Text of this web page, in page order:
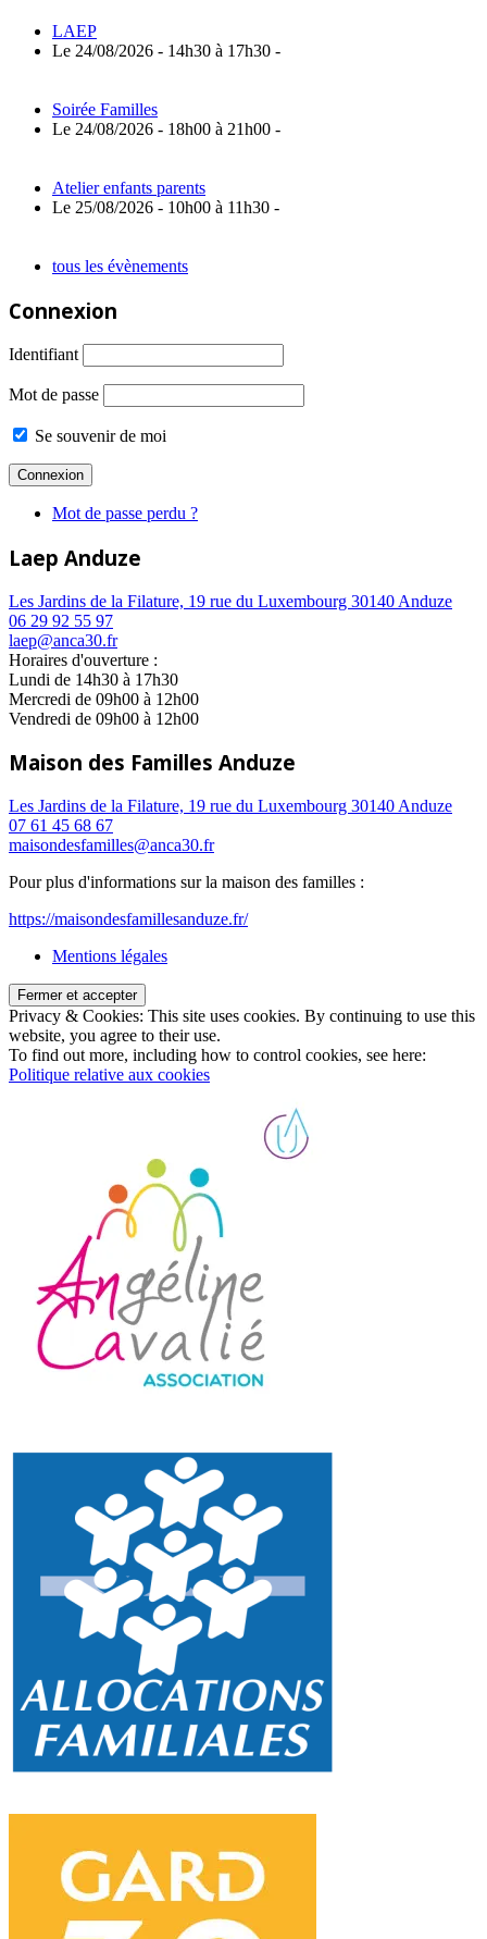
LAEP
Le 24/08/2026 - 14h30 à 17h30 -
Soirée Familles
Le 24/08/2026 - 18h00 à 21h00 -
Atelier enfants parents
Le 25/08/2026 - 10h00 à 11h30 -
tous les évènements
Connexion
Identifiant
Mot de passe
Se souvenir de moi
Mot de passe perdu ?
Laep Anduze
Les Jardins de la Filature, 19 rue du Luxembourg 30140 Anduze
06 29 92 55 97
laep@anca30.fr
Horaires d'ouverture :
Lundi de 14h30 à 17h30
Mercredi de 09h00 à 12h00
Vendredi de 09h00 à 12h00
Maison des Familles Anduze
Les Jardins de la Filature, 19 rue du Luxembourg 30140 Anduze
07 61 45 68 67
maisondesfamilles@anca30.fr
Pour plus d'informations sur la maison des familles :
https://maisondesfamillesanduze.fr/
Mentions légales
Privacy & Cookies: This site uses cookies. By continuing to use this
website, you agree to their use.
To find out more, including how to control cookies, see here:
Politique relative aux cookies